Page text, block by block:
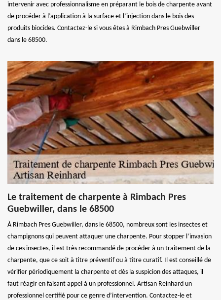
intervenir avec professionnalisme en préparant le bois de charpente avant
de procéder à l’application à la surface et l’injection dans le bois des
produits biocides. Contactez-le si vous êtes à Rimbach Pres Guebwiller
dans le 68500.
Le traitement de charpente à Rimbach Pres
Guebwiller, dans le 68500
À Rimbach Pres Guebwiller, dans le 68500, nombreux sont les insectes et
champignons qui peuvent attaquer une charpente. Pour stopper l’invasion
de ces insectes, il est très recommandé de procéder à un traitement de la
charpente, que ce soit à titre préventif ou à titre curatif. Il est conseillé de
vérifier périodiquement la charpente et dès la suspicion des attaques, il
faut réagir en faisant appel à un professionnel. Artisan Reinhard un
professionnel certifié pour ce genre d’intervention. Contactez-le et